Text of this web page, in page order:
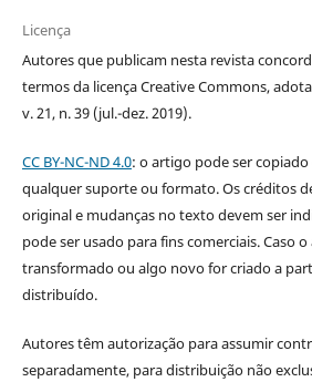
Licença
Autores que publicam nesta revista
termos da licença Creative Commons,
v. 21, n. 39 (jul.-dez. 2019).
CC BY-NC-ND 4.0: o artigo pode ser
qualquer suporte ou formato. Os créditos
original e mudanças no texto devem ser
pode ser usado para fins comerciais. Caso
transformado ou algo novo for criado a
distribuído.
Autores têm autorização para assumir
separadamente, para distribuição não